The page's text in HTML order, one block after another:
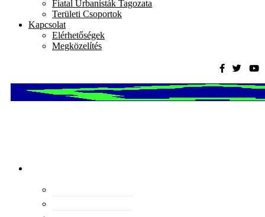
Fiatal Urbanisták Tagozata
Területi Csoportok
Kapcsolat
Elérhetőségek
Megközelítés